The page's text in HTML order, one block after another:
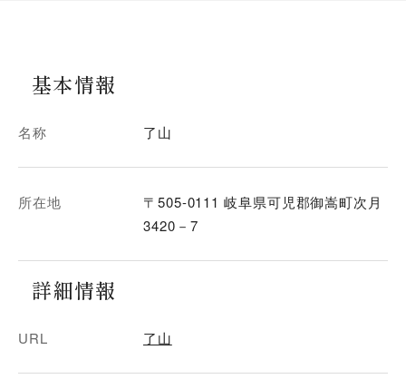
基本情報
名称 了山
所在地
〒505-0111 岐阜県可児郡御嵩町次月
3420－7
詳細情報
URL 了山